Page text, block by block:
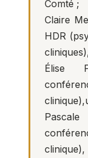
Comté ;
Claire
HDR
Élise